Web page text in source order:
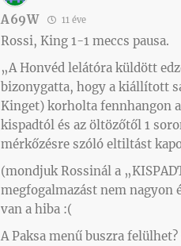
A69W 11 éve
Rossi, King 1-1 meccs pausa.
„A Honvéd lelátóra küldött
bizonygatta, hogy a kiállított
Kinget) korholta fennhangon
kispadtól és az öltözőtől 1
mérkőzésre szóló eltiltást
(mondjuk Rossinál a
megfogalmazást nem nagyon
van a hiba :(
A Paksa menű buszra